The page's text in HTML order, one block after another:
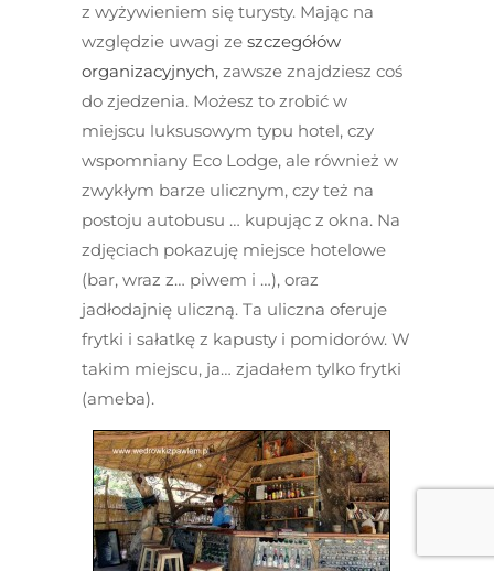
z wyżywieniem się turysty. Mając na
względzie uwagi ze szczegółów
organizacyjnych, zawsze znajdziesz coś
do zjedzenia. Możesz to zrobić w
miejscu luksusowym typu hotel, czy
wspomniany Eco Lodge, ale również w
zwykłym barze ulicznym, czy też na
postoju autobusu … kupując z okna. Na
zdjęciach pokazuję miejsce hotelowe
(bar, wraz z… piwem i …), oraz
jadłodajnię uliczną. Ta uliczna oferuje
frytki i sałatkę z kapusty i pomidorów. W
takim miejscu, ja… zjadałem tylko frytki
(ameba).